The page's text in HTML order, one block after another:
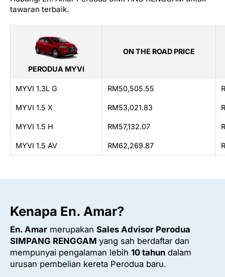
tawaran terbaik.
PERODUA MYVI
ON THE ROAD PRICE
MYVI 1.3L G RM50,505.55
MYVI 1.5 X RM53,021.83
MYVI 1.5 H RM57,132.07
MYVI 1.5 AV RM62,269.87
Kenapa En. Amar?
En. Amar merupakan Sales Advisor Perodua
SIMPANG RENGGAM yang sah berdaftar dan
mempunyai pengalaman lebih 10 tahun dalam
urusan pembelian kereta Perodua baru.